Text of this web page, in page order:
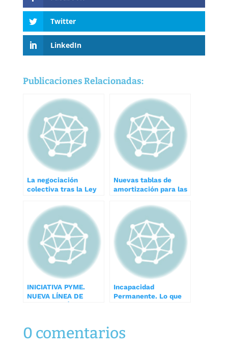
Twitter
LinkedIn
Publicaciones Relacionadas:
La negociación
colectiva tras la Ley
Nuevas tablas de
amortización para las
INICIATIVA PYME.
NUEVA LÍNEA DE
Incapacidad
Permanente. Lo que
0 comentarios